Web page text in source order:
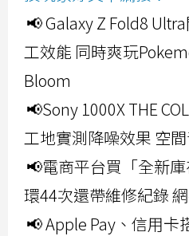
📢 Galaxy Z Fold8
工效能 同時爽玩
Bloom
📢Sony 1000X THE
工地實測降噪效果 空
📢電商平台買「全新
環44次還帶維修紀錄
📢 Apple Pay、信用卡